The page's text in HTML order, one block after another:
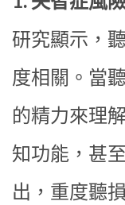
研究顯示，
度相關。當
的精力來理
知功能，甚
出，重度聽